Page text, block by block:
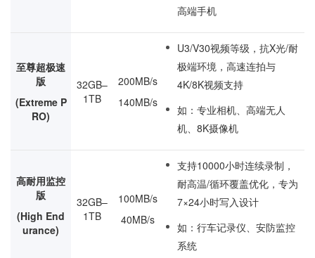
高端手机
至尊超极速
版
(Extreme P
RO)
32GB–
1TB
200MB/s
140MB/s
U3/V30视频等级，抗X光/耐
极端环境，高速连拍与
4K/8K视频支持
如：专业相机、高端无人
机、8K摄像机
高耐用监控
版
(High End
urance)
32GB–
1TB
100MB/s
40MB/s
支持10000小时连续录制，
耐高温/循环覆盖优化，专为
7×24小时写入设计
如：行车记录仪、安防监控
系统